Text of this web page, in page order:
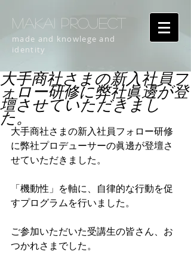
MAKAI PROJECT
made and knowlege and
identity
大手商社さまの新入社員フ
ォロー研修に弊社眞邊が登
壇させていただきまし
た。
大手商社さまの新入社員フォロー研修
に弊社プロデューサーの眞邊が登壇さ
せていただきました。
「機動性」を軸に、自律的な行動を促
すプログラムを行いました。
ご参加いただいた受講生の皆さん、お
つかれさまでした。